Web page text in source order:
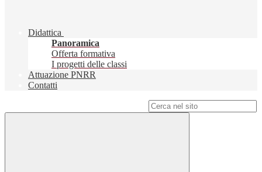
Didattica
Panoramica
Offerta formativa
I progetti delle classi
Attuazione PNRR
Contatti